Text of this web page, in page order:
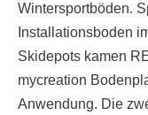
Wintersportböden.
Installationsboden
Skidepots kamen
mycreation
Anwendung. Die